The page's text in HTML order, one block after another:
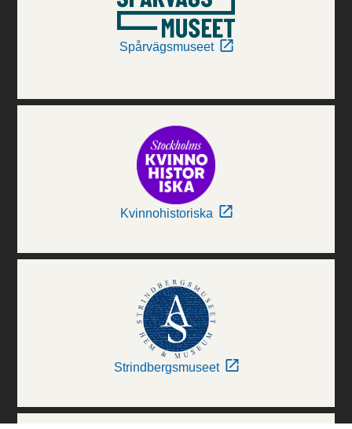
Spårvägsmuseet
Kvinnohistoriska
Strindbergsmuseet